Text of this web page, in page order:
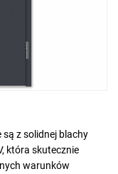
z solidnej blachy
która skutecznie
warunków